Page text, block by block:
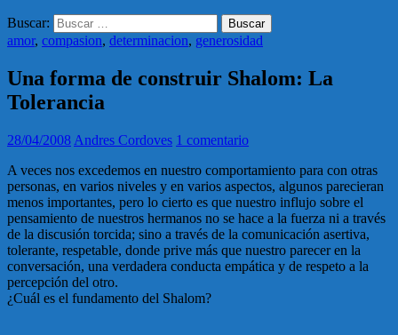
Buscar:
amor, compasion, determinacion, generosidad
Una forma de construir Shalom: La
Tolerancia
28/04/2008 Andres Cordoves 1 comentario
A veces nos excedemos en nuestro comportamiento para con otras
personas, en varios niveles y en varios aspectos, algunos parecieran
menos importantes, pero lo cierto es que nuestro influjo sobre el
pensamiento de nuestros hermanos no se hace a la fuerza ni a través
de la discusión torcida; sino a través de la comunicación asertiva,
tolerante, respetable, donde prive más que nuestro parecer en la
conversación, una verdadera conducta empática y de respeto a la
percepción del otro.
¿Cuál es el fundamento del Shalom?